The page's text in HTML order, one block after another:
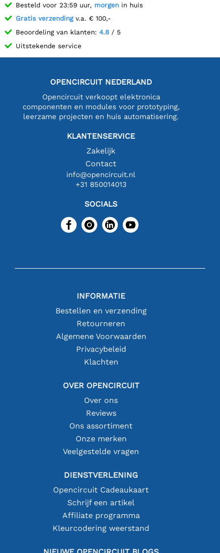
Besteld voor 23:59 uur, morgen in huis
Gratis verzendingv.a. € 100,-
Beoordeling van klanten: 4.8 / 5
Uitstekende service
OPENCIRCUIT NEDERLAND
Opencircuit verkoopt elektronica
componenten en modules voor prototyping,
leerzame projecten en huis automatisering.
KLANTENSERVICE
Zakelijk
Contact
info@opencircuit.nl
+31 850014013
SOCIALS
INFORMATIE
Bestellen en verzending
Retourneren
Algemene Voorwaarden
Privacybeleid
Klachten
OVER OPENCIRCUIT
Over ons
Reviews
Ons assortiment
Onze merken
Veelgestelde vragen
DIENSTVERLENING
Opencircuit Cadeaukaart
Schrijf een artikel
Affiliate programma
Kleurcodering weerstand